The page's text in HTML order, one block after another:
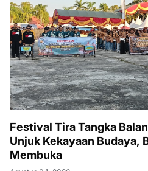
Festival Tira Tangka
Unjuk Kekayaan Budaya,
Membuka